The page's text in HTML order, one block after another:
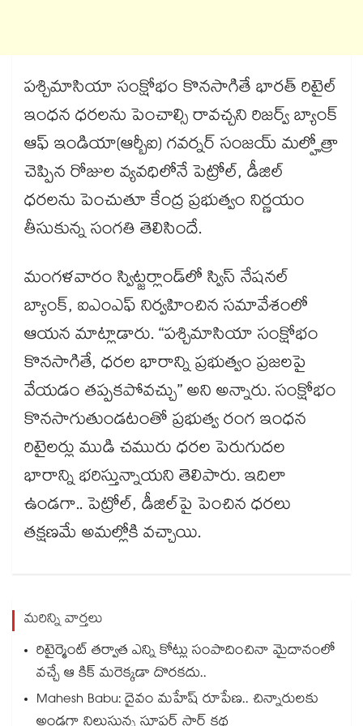
పశ్చిమాసియా సంక్షోభం కొనసాగితే భారత్ రిటైల్
ఇంధన ధరలను పెంచాల్సి రావచ్చని రిజర్వ్ బ్యాంక్
ఆఫ్ ఇండియా(ఆర్బీఐ) గవర్నర్ సంజయ్ మల్హోత్రా
చెప్పిన రోజుల వ్యవధిలోనే పెట్రోల్, డీజిల్
ధరలను పెంచుతూ కేంద్ర ప్రభుత్వం నిర్ణయం
తీసుకున్న సంగతి తెలిసిందే.
మంగళవారం స్విట్జర్లాండ్‌‌లో స్విస్ నేషనల్
బ్యాంక్, ఐఎంఎఫ్ నిర్వహించిన సమావేశంలో
ఆయన మాట్లాడారు. “పశ్చిమాసియా సంక్షోభం
కొనసాగితే, ధరల భారాన్ని ప్రభుత్వం ప్రజలపై
వేయడం తప్పకపోవచ్చు” అని అన్నారు. సంక్షోభం
కొనసాగుతుండటంతో ప్రభుత్వ రంగ ఇంధన
రిటైలర్లు ముడి చమురు ధరల పెరుగుదల
భారాన్ని భరిస్తున్నాయని తెలిపారు. ఇదిలా
ఉండగా.. పెట్రోల్, డీజిల్⁭పై పెంచిన ధరలు
తక్షణమే అమల్లోకి వచ్చాయి.
మరిన్ని వార్తలు
రిటైర్మెంట్ తర్వాత ఎన్ని కోట్లు సంపాదించినా మైదానంలో
వచ్చే ఆ కిక్ మరెక్కడా దొరకదు..
Mahesh Babu: దైవం మహేష్ రూపేణ.. చిన్నారులకు